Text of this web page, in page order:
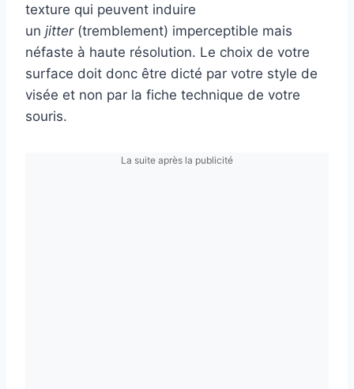
texture qui peuvent induire
un jitter(tremblement) imperceptible mais
néfaste à haute résolution. Le choix de votre
surface doit donc être dicté par votre style de
visée et non par la fiche technique de votre
souris.
La suite après la publicité